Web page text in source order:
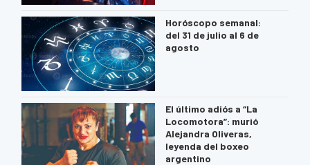
Horóscopo semanal:
del 31 de julio al 6 de
agosto
El último adiós a “La
Locomotora”: murió
Alejandra Oliveras,
leyenda del boxeo
argentino